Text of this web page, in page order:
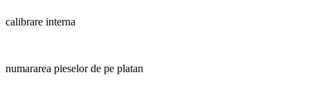
calibrare interna
numararea pieselor de pe platan